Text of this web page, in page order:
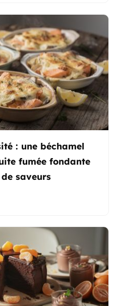
: une béchamel
fumée fondante
saveurs